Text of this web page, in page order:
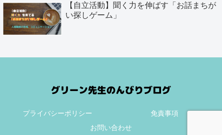
【自立活動】聞く力を伸ばす「お話まちが
い探しゲーム」
プライバシーポリシー
免責事項
お問い合わせ